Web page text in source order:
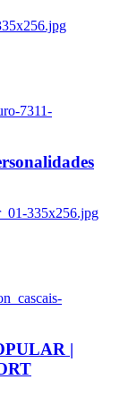
7311-
335x256.jpg
|